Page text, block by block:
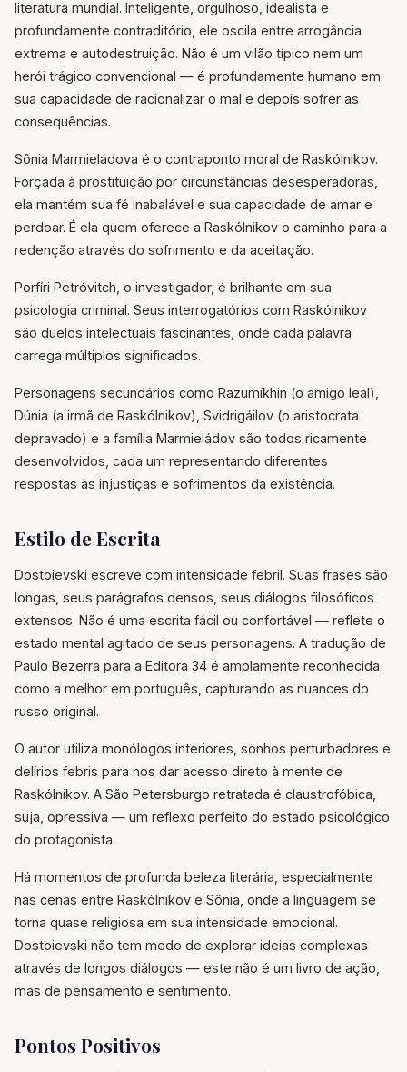
literatura mundial. Inteligente, orgulhoso, idealista e
profundamente contraditório, ele oscila entre arrogância
extrema e autodestruição. Não é um vilão típico nem um
herói trágico convencional — é profundamente humano em
sua capacidade de racionalizar o mal e depois sofrer as
consequências.
Sônia Marmieládova é o contraponto moral de Raskólnikov.
Forçada à prostituição por circunstâncias desesperadoras,
ela mantém sua fé inabalável e sua capacidade de amar e
perdoar. É ela quem oferece a Raskólnikov o caminho para a
redenção através do sofrimento e da aceitação.
Porfíri Petróvitch, o investigador, é brilhante em sua
psicologia criminal. Seus interrogatórios com Raskólnikov
são duelos intelectuais fascinantes, onde cada palavra
carrega múltiplos significados.
Personagens secundários como Razumíkhin (o amigo leal),
Dúnia (a irmã de Raskólnikov), Svidrigáilov (o aristocrata
depravado) e a família Marmieládov são todos ricamente
desenvolvidos, cada um representando diferentes
respostas às injustiças e sofrimentos da existência.
Estilo de Escrita
Dostoievski escreve com intensidade febril. Suas frases são
longas, seus parágrafos densos, seus diálogos filosóficos
extensos. Não é uma escrita fácil ou confortável — reflete o
estado mental agitado de seus personagens. A tradução de
Paulo Bezerra para a Editora 34 é amplamente reconhecida
como a melhor em português, capturando as nuances do
russo original.
O autor utiliza monólogos interiores, sonhos perturbadores e
delírios febris para nos dar acesso direto à mente de
Raskólnikov. A São Petersburgo retratada é claustrofóbica,
suja, opressiva — um reflexo perfeito do estado psicológico
do protagonista.
Há momentos de profunda beleza literária, especialmente
nas cenas entre Raskólnikov e Sônia, onde a linguagem se
torna quase religiosa em sua intensidade emocional.
Dostoievski não tem medo de explorar ideias complexas
através de longos diálogos — este não é um livro de ação,
mas de pensamento e sentimento.
Pontos Positivos